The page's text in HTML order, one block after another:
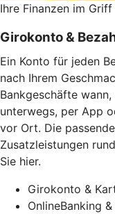
Ihre Finanzen im Griff
Girokonto &
Ein Konto für jeden
nach Ihrem
Bankgeschäfte
unterwegs, per App
vor Ort. Die
Zusatzleistungen
Sie hier.
Girokonto &
OnlineBanking